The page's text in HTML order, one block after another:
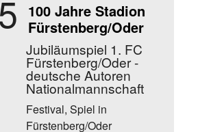
100 Jahre Stadion
Fürstenberg/Oder
Jubiläumspiel 1. FC
Fürstenberg/Oder -
deutsche Autoren
Nationalmannschaft
Festival, Spiel in
Fürstenberg/Oder